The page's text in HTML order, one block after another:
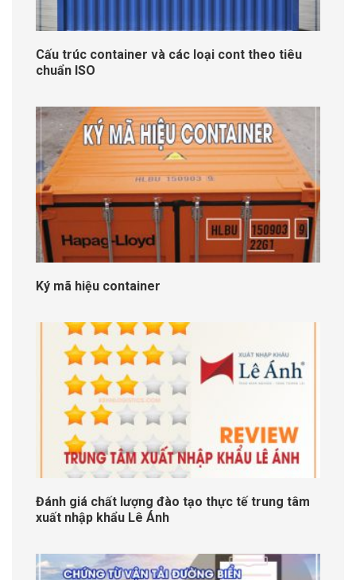
Cấu trúc container và các loại cont theo tiêu
chuẩn ISO
Ký mã hiệu container
Đánh giá chất lượng đào tạo thực tế trung tâm
xuất nhập khẩu Lê Ánh